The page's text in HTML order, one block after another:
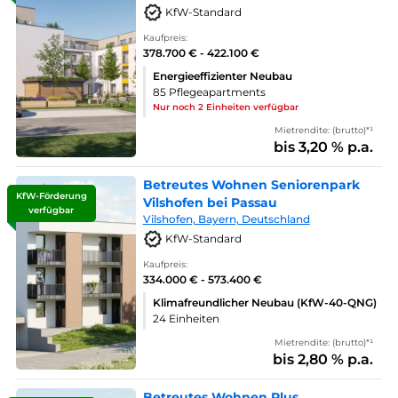
KfW-Standard
Kaufpreis:
378.700 € - 422.100 €
Energieeffizienter Neubau
85 Pflegeapartments
Nur noch 2 Einheiten verfügbar
Mietrendite: (brutto)*¹
bis 3,20 % p.a.
KfW-Förderung
verfügbar
Betreutes Wohnen Seniorenpark
Vilshofen bei Passau
Vilshofen, Bayern, Deutschland
KfW-Standard
Kaufpreis:
334.000 € - 573.400 €
Klimafreundlicher Neubau (KfW-40-QNG)
24 Einheiten
Mietrendite: (brutto)*¹
bis 2,80 % p.a.